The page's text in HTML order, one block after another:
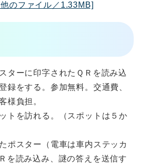
のファイル／1.33MB]
ターに印字されたＱＲを読み込
録をする。参加無料。交通費、
様負担。
トを訪れる。（スポットは５か
ポスター（電車は車内ステッカ
を読み込み、謎の答えを送信す